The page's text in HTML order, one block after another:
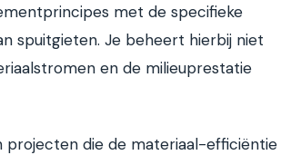
met de specifieke
spuitgieten. Je beheert hierbij niet
en de milieuprestatie
projecten die de materiaal-efficiëntie